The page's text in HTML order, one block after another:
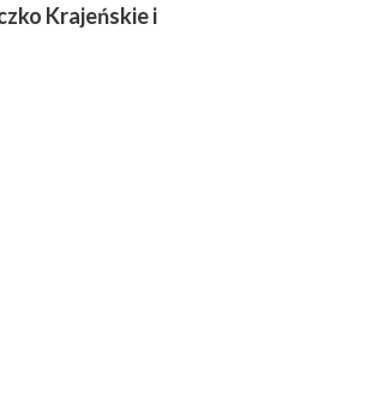
Krajeńskie i